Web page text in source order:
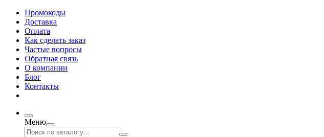
Промокоды
Доставка
Оплата
Как сделать заказ
Частые вопросы
Обратная связь
О компании
Блог
Контакты
Меню